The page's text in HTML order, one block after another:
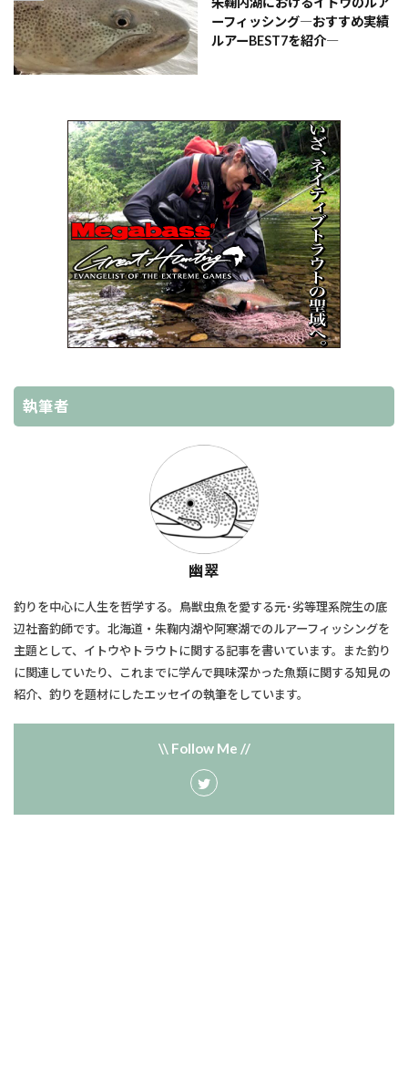
ーフィッシング―おすすめ実績
ルアーBEST7を紹介―
執筆者
幽翠
釣りを中心に人生を哲学する。鳥獣虫魚を愛する元･劣等理系院生の底
辺社畜釣師です。北海道・朱鞠内湖や阿寒湖でのルアーフィッシングを
主題として、​イトウやトラウトに関する記事を書いています。また釣り
に関連していたり、​これまでに学んで興味深かった魚類に関する知見の
紹介、釣りを題材にしたエッセイの執筆をしています。
\\ Follow Me //